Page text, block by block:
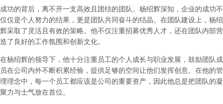
成功的背后，离不开一支高效且团结的团队。杨绍辉深知，企业的成功不
仅仅是个人努力的结果，更是团队共同奋斗的结晶。在团队建设上，杨绍
辉采取了灵活且有效的策略。他不仅注重招募优秀人才，还在团队内部营
造了良好的工作氛围和创新文化。
在杨绍辉的领导下，他十分注重员工的个人成长与职业发展，鼓励团队成
员在公司内外不断积累经验，提供足够的空间让他们发挥创意。在他的管
理理念中，每一个员工都应该是公司的重要资产，因此他总是把团队的凝
聚力与士气放在首位。